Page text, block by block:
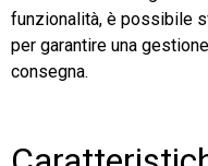
funzionalità, è possibile
per garantire una
consegna.